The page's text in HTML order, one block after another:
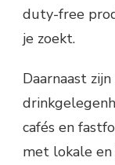
duty-free
je zoekt.
Daarnaast
cafés en
met lokale